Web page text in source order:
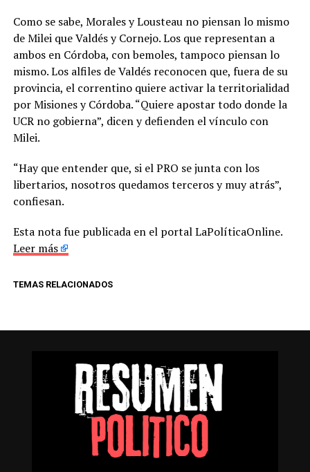
Como se sabe, Morales y Lousteau no piensan lo mismo
de Milei que Valdés y Cornejo. Los que representan a
ambos en Córdoba, con bemoles, tampoco piensan lo
mismo. Los alfiles de Valdés reconocen que, fuera de su
provincia, el correntino quiere activar la territorialidad
por Misiones y Córdoba. “Quiere apostar todo donde la
UCR no gobierna”, dicen y defienden el vínculo con
Milei.
“Hay que entender que, si el PRO se junta con los
libertarios, nosotros quedamos terceros y muy atrás”,
confiesan.
Esta nota fue publicada en el portal LaPolíticaOnline.
Leer más
TEMAS RELACIONADOS